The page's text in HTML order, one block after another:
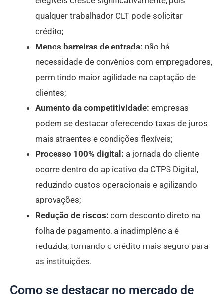
qualquer trabalhador CLT pode solicitar
crédito;
Menos barreiras de entrada: não há
necessidade de convênios com empregadores,
permitindo maior agilidade na captação de
clientes;
Aumento da competitividade: empresas
podem se destacar oferecendo taxas de juros
mais atraentes e condições flexíveis;
Processo 100% digital: a jornada do cliente
ocorre dentro do aplicativo da CTPS Digital,
reduzindo custos operacionais e agilizando
aprovações;
Redução de riscos: com desconto direto na
folha de pagamento, a inadimplência é
reduzida, tornando o crédito mais seguro para
as instituições.
Como se destacar no mercado de